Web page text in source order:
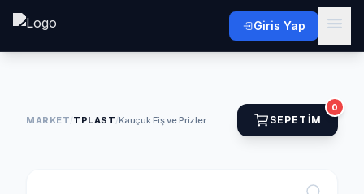
Giris Yap
MARKET/TPLAST/Kauçuk Fiş ve Prizler SEPETIM
0